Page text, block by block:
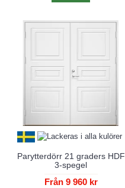
Parytterdörr 21 graders HDF
3-spegel
Från 9 960 kr